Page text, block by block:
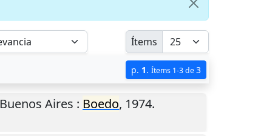
Ítems
p. 1. Ítems 1-3 de3
Buenos Aires : Boedo, 1974.